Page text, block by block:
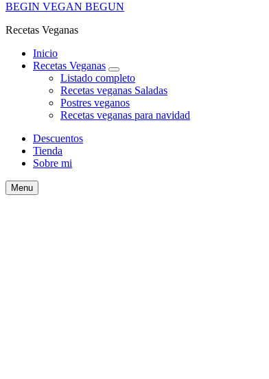
BEGIN VEGAN BEGUN
Recetas Veganas
Inicio
Recetas Veganas
expand
child
menu
Listado completo
Recetas veganas Saladas
Postres veganos
Recetas veganas para navidad
Descuentos
Tienda
Sobre mi
Search
Menu